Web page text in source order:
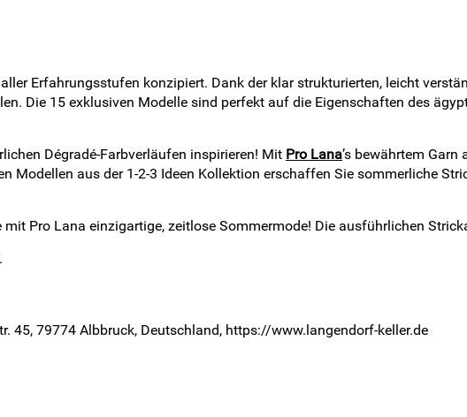
Erfahrungsstufen konzipiert. Dank der klar strukturierten, leicht
Die 15 exklusiven Modelle sind perfekt auf die Eigenschaften des
Dégradé-Farbverläufen inspirieren! Mit Pro Lana’s bewährtem
Modellen aus der 1-2-3 Ideen Kollektion erschaffen Sie sommerliche
mit Pro Lana einzigartige, zeitlose Sommermode! Die ausführlichen
45, 79774 Albbruck, Deutschland, https://www.langendorf-keller.de